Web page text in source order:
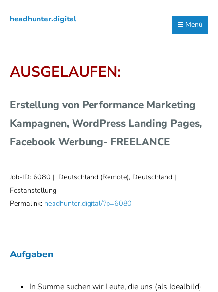
Hauptnavigation
Inhalt
Seitenspalte
headhunter.digital
Menü
AUSGELAUFEN:
Erstellung von Performance Marketing
Kampagnen, WordPress Landing Pages,
Facebook Werbung- FREELANCE
Job-ID: 6080 | Deutschland (Remote), Deutschland |
Festanstellung
Permalink: headhunter.digital/?p=6080
Aufgaben
In Summe suchen wir Leute, die uns (als Idealbild)